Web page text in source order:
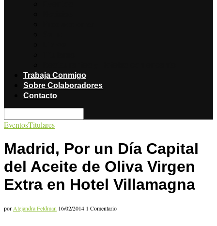
Trabaja Conmigo
Sobre Colaboradores
Contacto
EventosTitulares
Madrid, Por un Día Capital
del Aceite de Oliva Virgen
Extra en Hotel Villamagna
por Alejandra Feldman 16/02/2014 1 Comentario